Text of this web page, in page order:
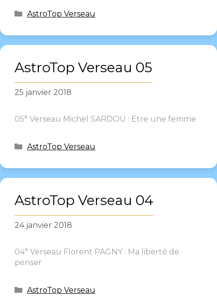
AstroTop Verseau
AstroTop Verseau 05
25 janvier 2018
05° Verseau Michel SARDOU : Etre une femme
AstroTop Verseau
AstroTop Verseau 04
24 janvier 2018
04° Verseau Florent PAGNY : Ma liberté de
penser
AstroTop Verseau